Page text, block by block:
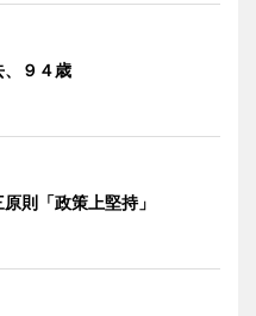
、９４歳
則「政策上堅持」